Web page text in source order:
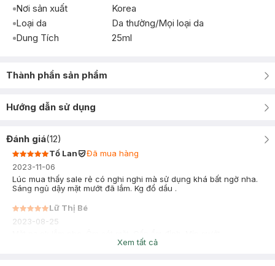
Nơi sản xuất
Korea
Loại da
Da thường/Mọi loại da
Dung Tích
25ml
Thành phần sản phẩm
Hướng dẫn sử dụng
Đánh giá(12)
Tố Lan
Đã mua hàng
2023-11-06
Lúc mua thấy sale rẻ có nghi nghi mà sử dụng khá bất ngờ nha.
Sáng ngủ dậy mặt mướt đã lắm. Kg đổ dầu .
Lữ Thị Bé
2023-08-25
Xem tất cả